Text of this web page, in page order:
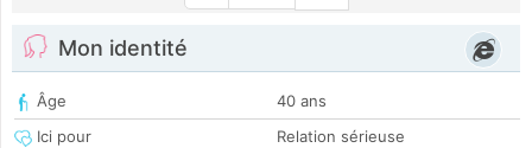
Mon identité
Âge
40 ans
Ici pour
Relation sérieuse